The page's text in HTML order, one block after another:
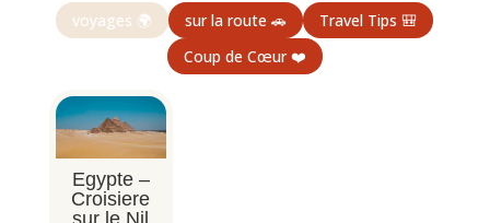
voyages 🌍 sur la route 🚗
Travel Tips 🎒
Coup de Cœur ❤️
Egypte –
Croisiere
sur le Nil